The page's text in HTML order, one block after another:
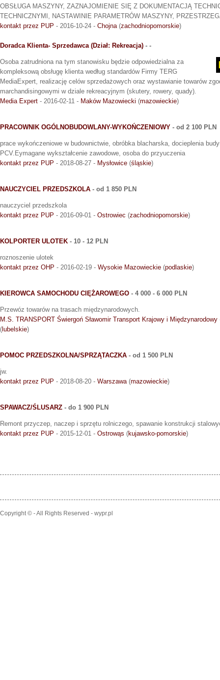
OBSŁUGA MASZYNY, ZAZNAJOMIENIE SIĘ Z DOKUMENTACJĄ
TECHNICZNYMI, NASTAWINIE PARAMETRÓW MASZYNY,
kontakt przez PUP - 2016-10-24 - Chojna(zachodniopomorskie)
Doradca Klienta- Sprzedawca (Dział: Rekreacja) - -
Osoba zatrudniona na tym stanowisku będzie odpowiedzialna za
kompleksową obsługę klienta według standardów Firmy TERG
MediaExpert, realizację celów sprzedażowych oraz wystawianie towarów
marchandisingowymi w dziale rekreacyjnym (skutery, rowery, quady).
Media Expert - 2016-02-11 - Maków Mazowiecki (mazowieckie)
PRACOWNIK OGÓLNOBUDOWLANY-WYKOŃCZENIOWY - od 2 100 PLN
prace wykończeniowe w budownictwie, obróbka blacharska, docieplenia
PCV.Eymagane wykształcenie zawodowe, osoba do przyuczenia
kontakt przez PUP - 2018-08-27 - Mysłowice (śląskie)
NAUCZYCIEL PRZEDSZKOLA - od 1 850 PLN
nauczyciel przedszkola
kontakt przez PUP - 2016-09-01 - Ostrowiec (zachodniopomorskie)
KOLPORTER ULOTEK - 10 - 12 PLN
roznoszenie ulotek
kontakt przez OHP - 2016-02-19 - Wysokie Mazowieckie (podlaskie)
KIEROWCA SAMOCHODU CIĘŻAROWEGO - 4 000 - 6 000 PLN
Przewóz towarów na trasach międzynarodowych.
M.S. TRANSPORT Świergoń Sławomir Transport Krajowy i Międzynarodowy
( lubelskie)
POMOC PRZEDSZKOLNA/SPRZĄTACZKA - od 1 500 PLN
jw.
kontakt przez PUP - 2018-08-20 - Warszawa(mazowieckie)
SPAWACZ/ŚLUSARZ - do 1 900 PLN
Remont przyczep, naczep i sprzętu rolniczego, spawanie konstrukcji
kontakt przez PUP - 2015-12-01 - Ostrowąs (kujawsko-pomorskie)
Copyright © - All Rights Reserved - wypr.pl